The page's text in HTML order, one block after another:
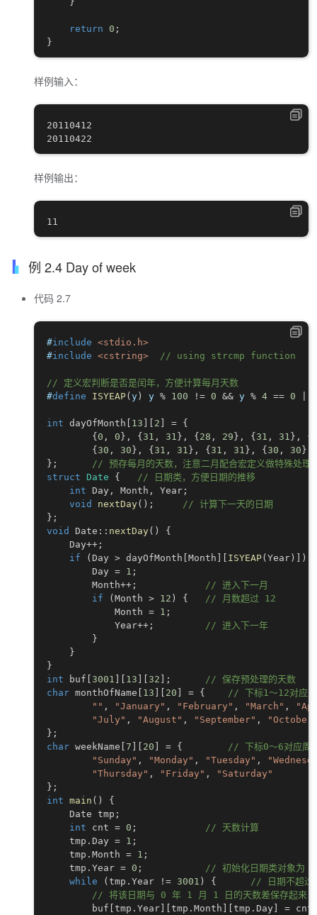
return 0 ;
}
样例输入：
20110412
样例输出：
例 2.4 Day of week
代码 2.7
#include <stdio.h>
#include <cstring> // using strcmp function
// 定义宏判断是否是闰年，方便计算每月天数
#define ISYEAP( y ) y % 100 != 0 && y % 4 == 0
int dayOfMonth 13 2 = {
{ 0 , 0 } , { 31 , 31 } , { 28 , 29 } , { 31 , 31 } , {
{ 30 , 30 } , { 31 , 31 } , { 31 , 31 } , { 30 , 30 }
} ;
// 预存每月的天数，注意二月配合宏定义做特殊处理
struct
Date {
// 日期类，方便日期的推移
int Day , Month , Year ;
void
nextDay( ) ;
// 计算下一天的日期
} ;
void
Date :: nextDay( )
{
    Day
++ ;
if
( Day > dayOfMonth Month ISYEAP( Year ) )
        Day
= 1 ;
        Month
++ ;
// 进入下一月
if
( Month > 12 ) {
// 月数超过 12
            Month
= 1 ;
            Year
++ ;
// 进入下一年
}
}
}
int buf 3001 13 32 ;
// 保存预处理的天数
char monthOfName 13 20 = {
// 下标1～12对应
"" , "January" , "February" , "March" ,
"July" , "August" , "September" ,
} ;
char weekName 7 20 = {
// 下标0～6对应周
"Sunday" , "Monday" , "Tuesday" ,
"Thursday" , "Friday" ,
"Saturday"
} ;
int main ( )
{
    Date tmp
;
int cnt = 0 ;
// 天数计算
    tmp
. Day = 1 ;
    tmp
. Month = 1 ;
    tmp
. Year = 0 ;
// 初始化日期类对象
while
( tmp . Year != 3001 ) {
// 日期不超
// 将该日期与 0 年 1 月 1 日的天数差保存起来
        buf
tmp . Year tmp . Month tmp . Day = cnt